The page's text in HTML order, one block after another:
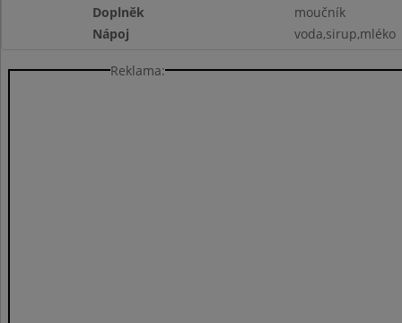
Doplněk
moučník
Nápoj
voda,sirup,mléko
Reklama: